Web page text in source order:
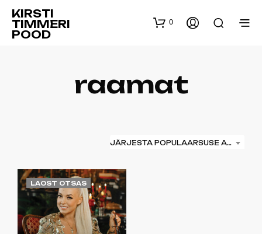
KIRSTI
TIMMERI
POOD
0
raamat
JÄRJESTA POPULAARSUSE ALUSEL
LAOST OTSAS